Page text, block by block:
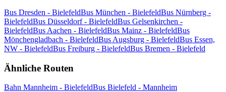
Bus Dresden - BielefeldBus München - BielefeldBus Nürnberg -
BielefeldBus Düsseldorf - BielefeldBus Gelsenkirchen -
BielefeldBus Aachen - BielefeldBus Mainz - BielefeldBus
Mönchengladbach - BielefeldBus Augsburg - BielefeldBus Essen,
NW - BielefeldBus Freiburg - BielefeldBus Bremen - Bielefeld
Ähnliche Routen
Bahn Mannheim - BielefeldBus Bielefeld - Mannheim